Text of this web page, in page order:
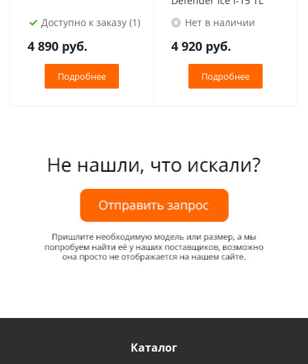
Доступно к заказу (1)
4 890 руб.
Подробнее
Нет в наличии
4 920 руб.
Подробнее
Каталог